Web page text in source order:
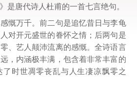
唐代诗人杜甫的一首七言绝句。
万千。前二句是追忆昔日与李龟
对开元盛世的眷怀之情；后两句是
、艺人颠沛流离的感慨。全诗语言
，内涵极丰满，包含着非常丰富的
时世凋零丧乱与人生凄凉飘零之